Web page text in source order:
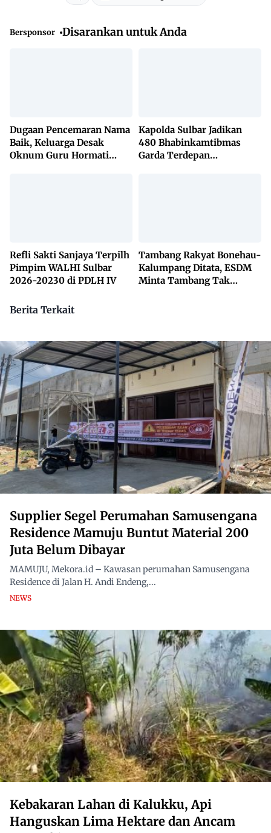
Bersponsor Disarankan untuk Anda
Dugaan Pencemaran Nama
Baik, Keluarga Desak
Oknum Guru Hormati
Kapolda Sulbar Jadikan
480 Bhabinkamtibmas
Garda Terdepan
Refli Sakti Sanjaya Terpilh
Pimpim WALHI Sulbar
2026-20230 di PDLH IV
Tambang Rakyat Bonehau-
Kalumpang Ditata, ESDM
Minta Tambang Tak
Berita Terkait
Supplier Segel Perumahan Samusengana
Residence Mamuju Buntut Material 200
Juta Belum Dibayar
MAMUJU, Mekora.id – Kawasan perumahan Samusengana
Residence di Jalan H. Andi Endeng,...
NEWS
Kebakaran Lahan di Kalukku, Api
Hanguskan Lima Hektare dan Ancam